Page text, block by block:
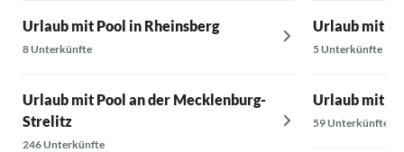
Urlaub mit Pool in Rheinsberg
8 Unterkünfte
Urlaub mit Pool an der Mecklenburg-
Strelitz
246 Unterkünfte
Urlaub mit
5 Unterkünfte
Urlaub mit
59 Unterkünfte